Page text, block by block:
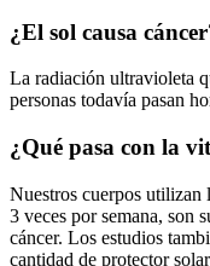
¿El sol causa
La radiación ultravioleta
personas todavía pasan
¿Qué pasa con la
Nuestros cuerpos
3 veces por semana, son
cáncer. Los estudios
cantidad de protector